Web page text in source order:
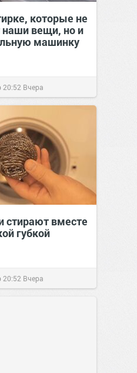
которые не
наши вещи, но и
машинку
20:52 Вчера
стирают вместе
губкой
20:52 Вчера